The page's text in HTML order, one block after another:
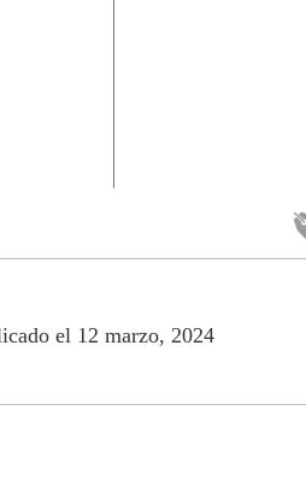
el 12 marzo, 2024